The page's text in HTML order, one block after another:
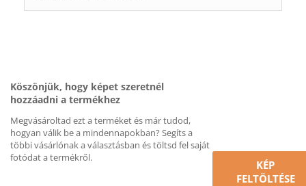
Köszönjük, hogy képet szeretnél
hozzáadni a termékhez
Megvásároltad ezt a terméket és már tudod,
hogyan válik be a mindennapokban? Segíts a
többi vásárlónak a választásban és töltsd fel saját
fotódat a termékről.
KÉP
FELTÖLTÉSE